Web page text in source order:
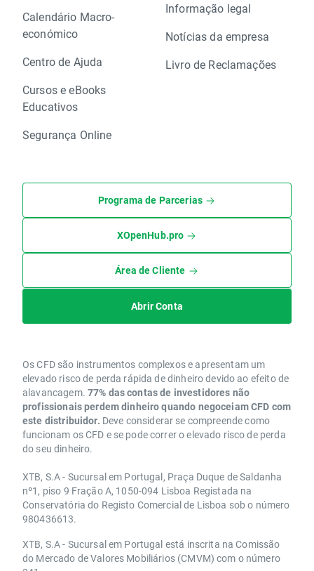
Calendário Macro-
económico
Centro de Ajuda
Cursos e eBooks
Educativos
Segurança Online
Informação legal
Notícias da empresa
Livro de Reclamações
Programa de Parcerias
XOpenHub.pro
Área de Cliente
Abrir Conta
Os CFD são instrumentos complexos e apresentam um
elevado risco de perda rápida de dinheiro devido ao efeito de
alavancagem. 77% das contas de investidores não
profissionais perdem dinheiro quando negoceiam CFD com
este distribuidor. Deve considerar se compreende como
funcionam os CFD e se pode correr o elevado risco de perda
do seu dinheiro.
XTB, S.A - Sucursal em Portugal, Praça Duque de Saldanha
nº1, piso 9 Fração A, 1050-094 Lisboa Registada na
Conservatória do Registo Comercial de Lisboa sob o número
980436613.
XTB, S.A - Sucursal em Portugal está inscrita na Comissão
do Mercado de Valores Mobiliários (CMVM) com o número